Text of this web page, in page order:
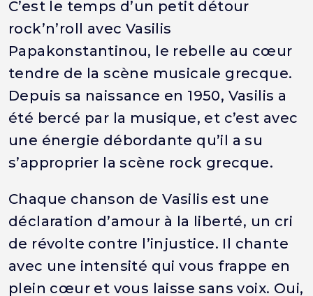
C’est le temps d’un petit détour
rock’n’roll avec Vasilis
Papakonstantinou, le rebelle au cœur
tendre de la scène musicale grecque.
Depuis sa naissance en 1950, Vasilis a
été bercé par la musique, et c’est avec
une énergie débordante qu’il a su
s’approprier la scène rock grecque.
Chaque chanson de Vasilis est une
déclaration d’amour à la liberté, un cri
de révolte contre l’injustice. Il chante
avec une intensité qui vous frappe en
plein cœur et vous laisse sans voix. Oui,